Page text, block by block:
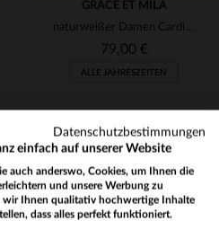
(4)
VERFÜGBARE GRÖSSEN
GRACE ET MILA
naturweißer Damen Cardigan halblang
79,00 €
ALLE JAHRESZEITEN
Datenschutzbestimmungen
einfach auf unserer Website
auch anderswo, Cookies, um Ihnen die
und unsere Werbung zu
wir Ihnen qualitativ hochwertige Inhalte
dass alles perfekt funktioniert.